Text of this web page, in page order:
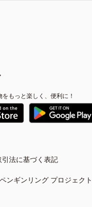
をもっと楽しく、便利に！
法に基づく表記
ペンギンリング プロジェクト